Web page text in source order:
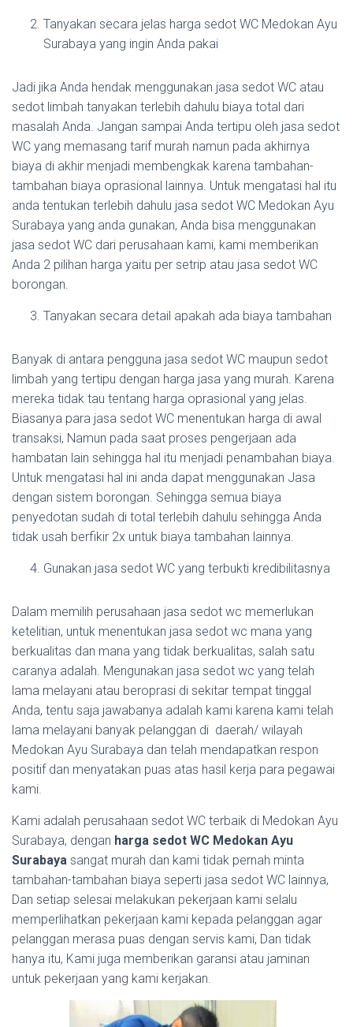
Tanyakan secara jelas harga sedot WC Medokan Ayu
Surabaya yang ingin Anda pakai
Jadi jika Anda hendak menggunakan jasa sedot WC atau
sedot limbah tanyakan terlebih dahulu biaya total dari
masalah Anda. Jangan sampai Anda tertipu oleh jasa sedot
WC yang memasang tarif murah namun pada akhirnya
biaya di akhir menjadi membengkak karena tambahan-
tambahan biaya oprasional lainnya. Untuk mengatasi hal itu
anda tentukan terlebih dahulu jasa sedot WC Medokan Ayu
Surabaya yang anda gunakan, Anda bisa menggunakan
jasa sedot WC dari perusahaan kami, kami memberikan
Anda 2 pilihan harga yaitu per setrip atau jasa sedot WC
borongan.
Tanyakan secara detail apakah ada biaya tambahan
Banyak di antara pengguna jasa sedot WC maupun sedot
limbah yang tertipu dengan harga jasa yang murah. Karena
mereka tidak tau tentang harga oprasional yang jelas.
Biasanya para jasa sedot WC menentukan harga di awal
transaksi, Namun pada saat proses pengerjaan ada
hambatan lain sehingga hal itu menjadi penambahan biaya.
Untuk mengatasi hal ini anda dapat menggunakan Jasa
dengan sistem borongan. Sehingga semua biaya
penyedotan sudah di total terlebih dahulu sehingga Anda
tidak usah berfikir 2x untuk biaya tambahan lainnya.
Gunakan jasa sedot WC yang terbukti kredibilitasnya
Dalam memilih perusahaan jasa sedot wc memerlukan
ketelitian, untuk menentukan jasa sedot wc mana yang
berkualitas dan mana yang tidak berkualitas, salah satu
caranya adalah. Mengunakan jasa sedot wc yang telah
lama melayani atau beroprasi di sekitar tempat tinggal
Anda, tentu saja jawabanya adalah kami karena kami telah
lama melayani banyak pelanggan di daerah/ wilayah
Medokan Ayu Surabaya dan telah mendapatkan respon
positif dan menyatakan puas atas hasil kerja para pegawai
kami.
Kami adalah perusahaan sedot WC terbaik di Medokan Ayu
Surabaya, dengan harga sedot WC Medokan Ayu
Surabaya sangat murah dan kami tidak pernah minta
tambahan-tambahan biaya seperti jasa sedot WC lainnya,
Dan setiap selesai melakukan pekerjaan kami selalu
memperlihatkan pekerjaan kami kepada pelanggan agar
pelanggan merasa puas dengan servis kami, Dan tidak
hanya itu, Kami juga memberikan garansi atau jaminan
untuk pekerjaan yang kami kerjakan.